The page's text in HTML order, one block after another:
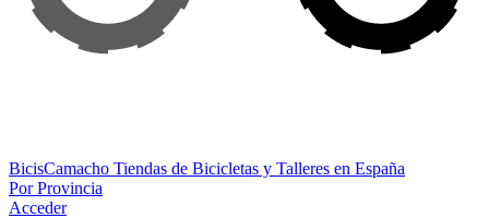
BicisCamacho Tiendas de Bicicletas y Talleres en España
Por Provincia
Acceder